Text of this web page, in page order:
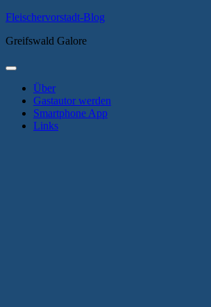
Zum
springen
Fleischervorstadt-Blog
Greifswald Galore
Primäres
Über
Gastautor werden
Smartphone App
Links